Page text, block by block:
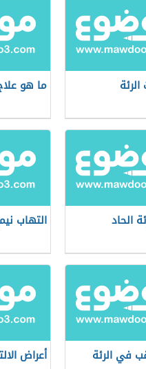
ما هو
الحاد التهاب
في الرئة
أعراض